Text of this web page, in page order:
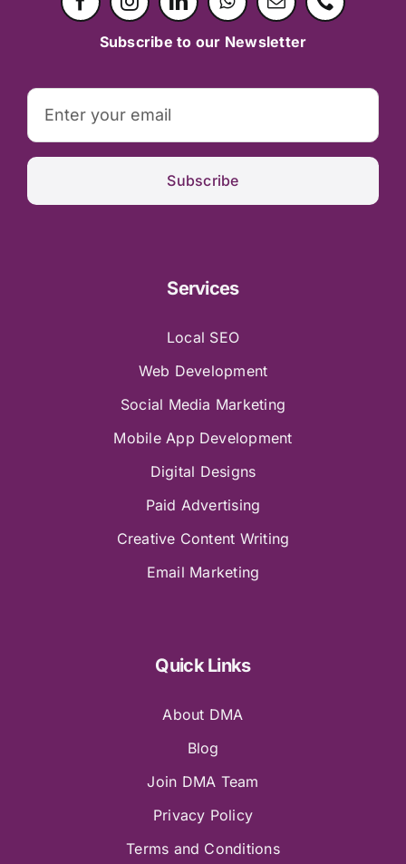
Subscribe to our Newsletter
Subscribe
Services
Local SEO
Web Development
Social Media Marketing
Mobile App Development
Digital Designs
Paid Advertising
Creative Content Writing
Email Marketing
Quick Links
About DMA
Blog
Join DMA Team
Privacy Policy
Terms and Conditions